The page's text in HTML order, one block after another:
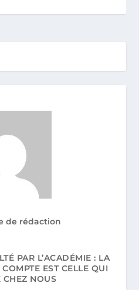
de rédaction
PAR L’ACADÉMIE : LA
EST CELLE QUI
CHEZ NOUS